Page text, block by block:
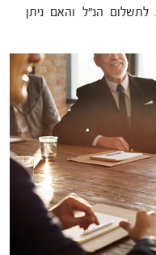
הנ"ל והאם ניתן